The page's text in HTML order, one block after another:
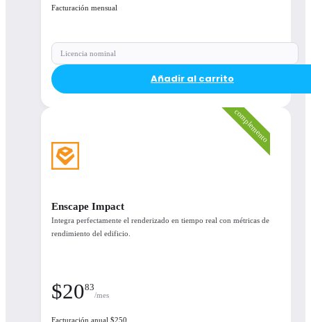
Asistencia
Actualizaciones
continuas
Opciones de
licencia flotante
disponibles
Facturación mensual
Licencia nominal
Añadir al carrito
complemento
Enscape Impact
Integra perfectamente el renderizado en tiempo real con métricas de
rendimiento del edificio.
$2083
/mes
Facturación anual $250